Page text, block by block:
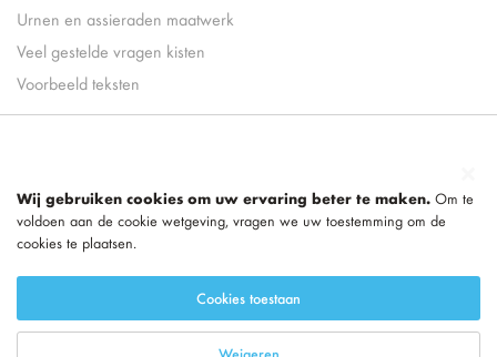
Urnen en assieraden maatwerk
Veel gestelde vragen kisten
Voorbeeld teksten
Wij gebruiken cookies om uw ervaring beter te maken. Om te
voldoen aan de cookie wetgeving, vragen we uw toestemming om de
cookies te plaatsen.
Cookies toestaan